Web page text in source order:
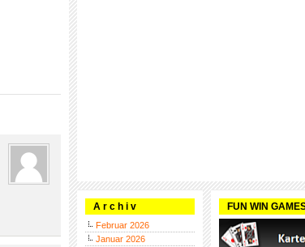
A r c h i v
Februar 2026
Januar 2026
FUN WIN